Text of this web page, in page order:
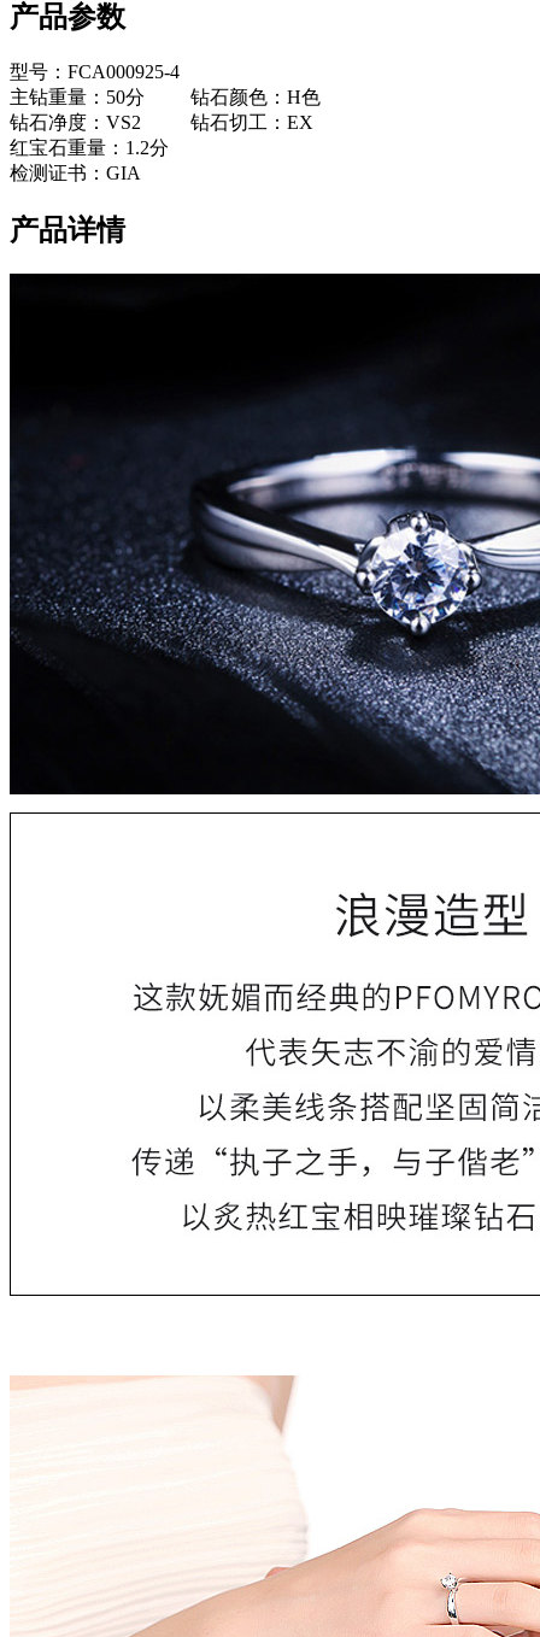
产品参数
型号：FCA000925-4
主钻重量：50分
钻石颜色：H色
钻石净度：VS2
钻石切工：EX
红宝石重量：1.2分
检测证书：GIA
产品详情